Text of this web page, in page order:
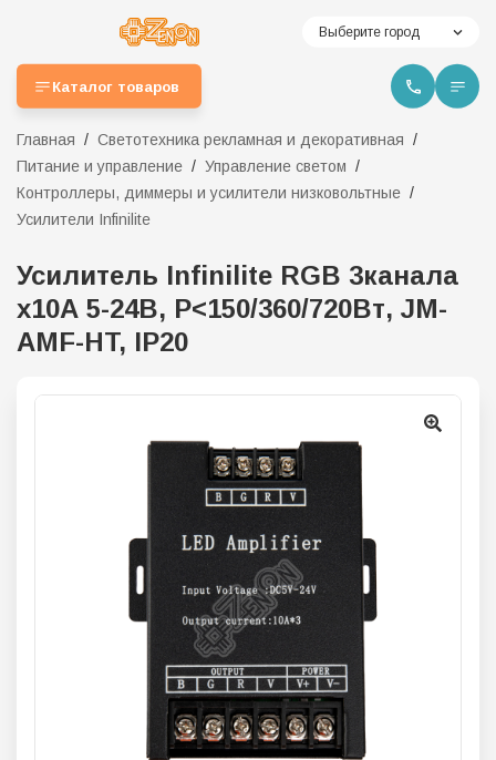
Выберите город
Каталог товаров
Главная
Светотехника рекламная и декоративная
Питание и управление
Управление светом
Контроллеры, диммеры и усилители низковольтные
Усилители Infinilite
Усилитель Infinilite RGB 3канала
x10А 5-24В, P<150/360/720Вт, JM-
АМF-HT, IP20